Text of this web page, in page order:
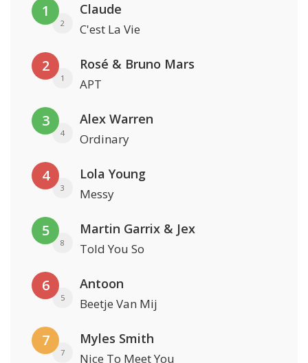
1
2
Claude
C'est La Vie
2
1
Rosé & Bruno Mars
APT
3
4
Alex Warren
Ordinary
4
3
Lola Young
Messy
5
8
Martin Garrix & Jex
Told You So
6
5
Antoon
Beetje Van Mij
7
7
Myles Smith
Nice To Meet You